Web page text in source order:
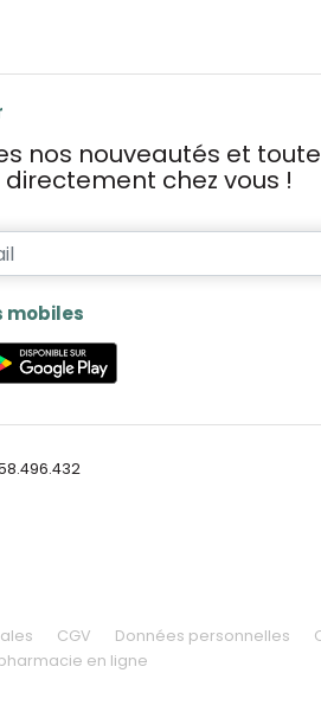
nos nouveautés et
chez vous !
mobiles
CGV Données personnelles
en ligne